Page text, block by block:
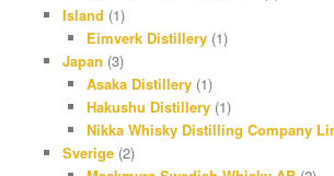
Island (1)
Eimverk Distillery (1)
Japan (3)
Asaka Distillery (1)
Hakushu Distillery (1)
Nikka Whisky Distilling Company
Sverige(2)